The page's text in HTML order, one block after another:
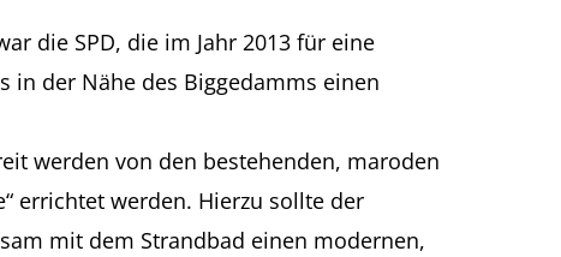
die SPD, die im Jahr 2013 für eine
in der Nähe des Biggedamms einen
werden von den bestehenden, maroden
errichtet werden. Hierzu sollte der
mit dem Strandbad einen modernen,